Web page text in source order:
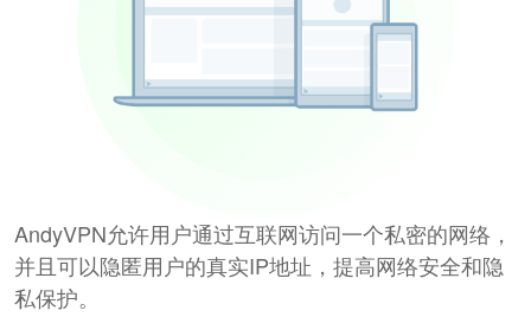
AndyVPN允许用户通过互联网访问一个私密的网络，
并且可以隐匿用户的真实IP地址，提高网络安全和隐
私保护。